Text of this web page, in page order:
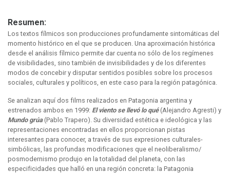
Resumen:
Los textos fílmicos son producciones profundamente sintomáticas del
momento histórico en el que se producen. Una aproximación histórica
desde el análisis fílmico permite dar cuenta no sólo de los regímenes
de visibilidades, sino también de invisibilidades y de los diferentes
modos de concebir y disputar sentidos posibles sobre los procesos
sociales, culturales y políticos, en este caso para la región patagónica.
Se analizan aquí dos films realizados en Patagonia argentina y
estrenados ambos en 1999: El viento se llevó lo qué(Alejandro Agresti) y
Mundo grúa(Pablo Trapero). Su diversidad estética e ideológica y las
representaciones encontradas en ellos proporcionan pistas
interesantes para conocer, a través de sus expresiones culturales-
simbólicas, las profundas modificaciones que el neoliberalismo/
posmodernismo produjo en la totalidad del planeta, con las
especificidades que halló en una región concreta: la Patagonia